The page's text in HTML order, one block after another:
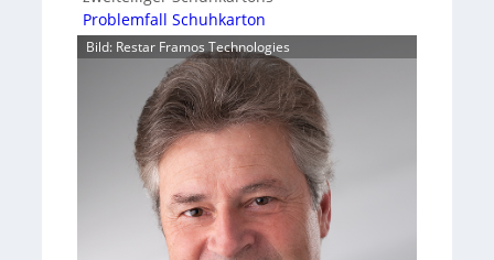
Problemfall Schuhkarton
Bild: Restar Framos Technologies